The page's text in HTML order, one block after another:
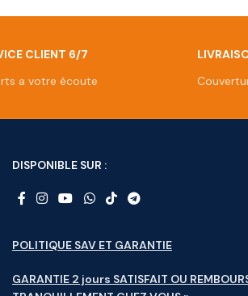
CLIENT 6/7
a votre écoute
DISPONIBLE SUR :
POLITIQUE SAV ET GARANTIE
GARANTIE 2 jours SATISFAIT OU